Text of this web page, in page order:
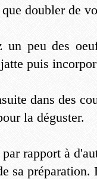
doubler de
un peu des
puis
dans des
la déguster.
rapport à
sa